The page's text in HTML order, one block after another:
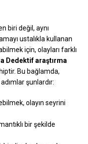
biri değil, aynı
ustalıkla kullanan
için, olayları farklı
Dedektif araştırma
Bu bağlamda,
şunlardır:
olayın seyrini
bir şekilde